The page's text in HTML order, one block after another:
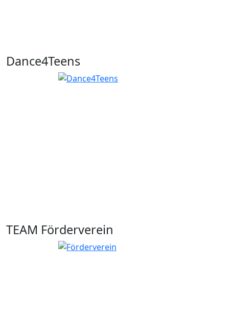
Dance4Teens
TEAM Förderverein